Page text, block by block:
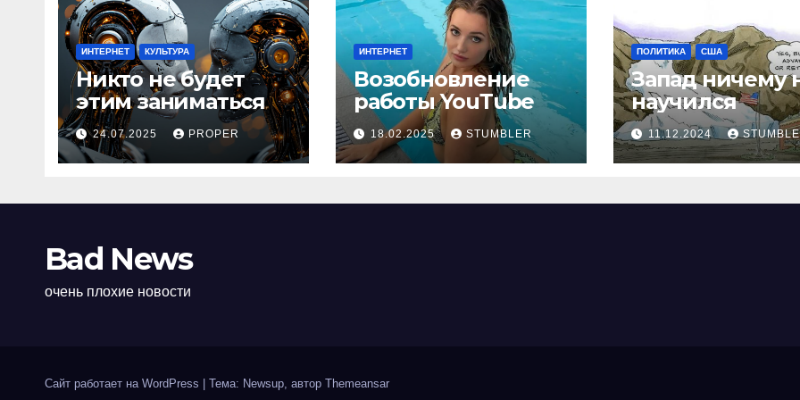
ИНТЕРНЕТ КУЛЬТУРА
Никто не будет
этим заниматься
24.07.2025 PROPER
ИНТЕРНЕТ
Возобновление
работы YouТube
18.02.2025 STUMBLER
ПОЛИТИКА США
Запад ничему
научился
11.12.2024
Bad News
очень плохие новости
Сайт работает на WordPress Тема: Newsup, автор Themeansar